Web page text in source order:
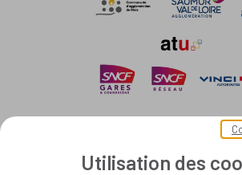
Utilisation des